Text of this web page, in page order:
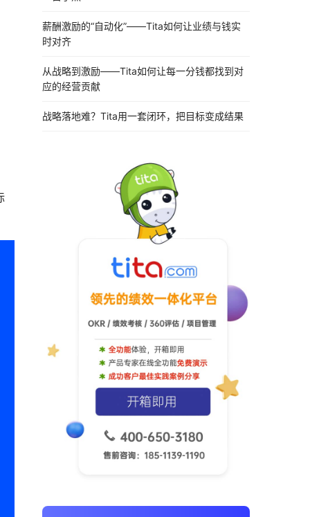
薪酬激励的“自动化”——Tita如何让业绩与钱实
时对齐
从战略到激励——Tita如何让每一分钱都找到对
应的经营贡献
战略落地难？Tita用一套闭环，把目标变成结果